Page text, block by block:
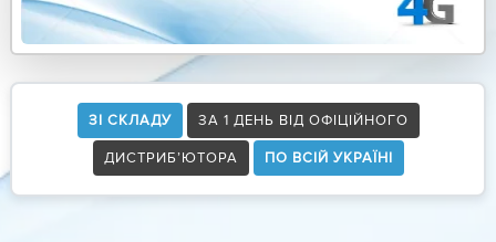
ЗІ СКЛАДУ ЗА 1 ДЕНЬ ВІД ОФІЦІЙНОГО
ДИСТРИБ’ЮТОРА ПО ВСІЙ УКРАЇНІ